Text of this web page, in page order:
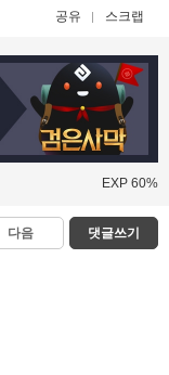
공유 스크랩
EXP 60%
다음 댓글쓰기